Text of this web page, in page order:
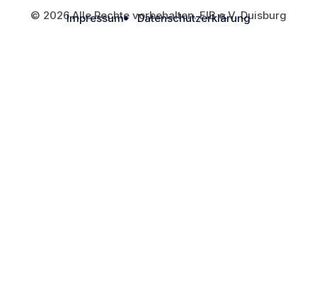
© 2026 Alle Rechte vorbehalten. FIB e.V. Duisburg
Impressum Datenschutzerklärung